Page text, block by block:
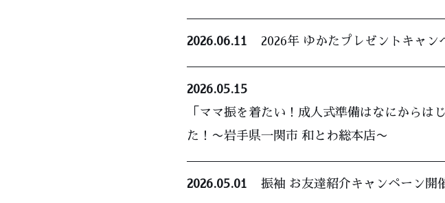
2026.06.11 2026年 ゆかたプレゼントキャン
2026.05.15
「ママ振を着たい！成人式準備はなにからは
た！〜岩手県一関市 和とわ総本店〜
2026.05.01 振袖 お友達紹介キャンペーン開